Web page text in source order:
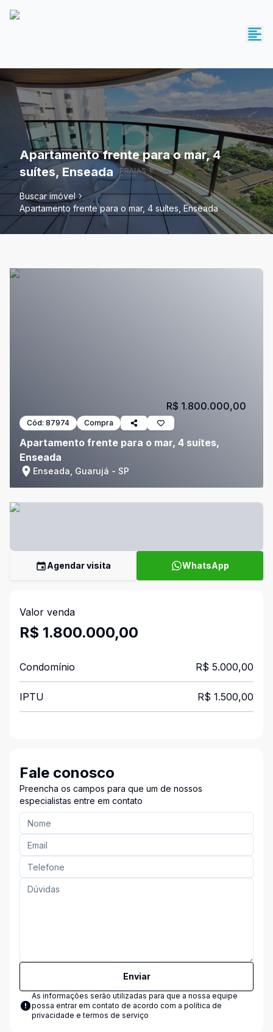
Apartamento frente para o mar, 4
suítes, Enseada
Buscar imóvel
Apartamento frente para o mar, 4 suítes, Enseada
Cód: 87974 Compra
Apartamento frente para o mar, 4 suítes,
Enseada
Enseada, Guarujá - SP
R$ 1.800.000,00
Agendar visita WhatsApp
Valor venda
R$ 1.800.000,00
Condomínio R$ 5.000,00
IPTU R$ 1.500,00
Fale conosco
Preencha os campos para que um de nossos
especialistas entre em contato
Enviar
As informações serão utilizadas para que a nossa equipe
possa entrar em contato de acordo com a política de
privacidade e termos de serviço